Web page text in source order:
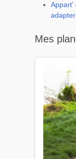
Appart'
adapter
Mes